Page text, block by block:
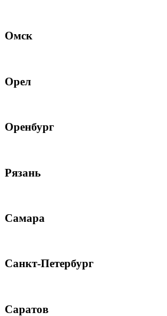
Омск
Орел
Оренбург
Рязань
Самара
Санкт-Петербург
Саратов